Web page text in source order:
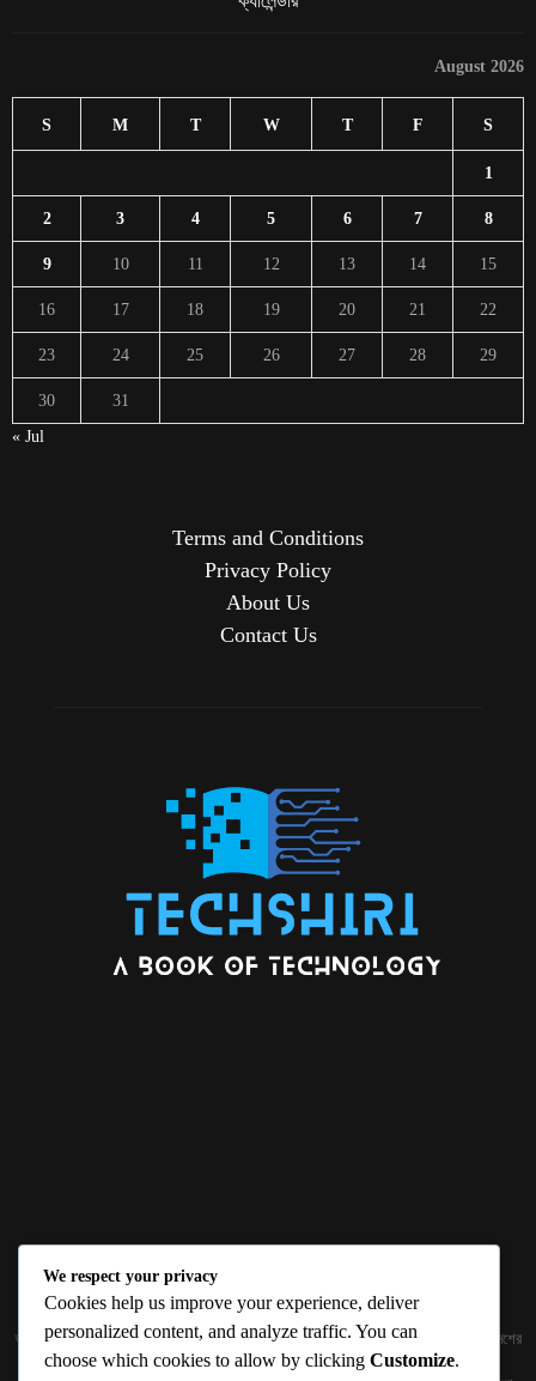
August 2026
S M T W T F S
1
2 3 4 5 6 7 8
9 10 11 12 13 14 15
16 17 18 19 20 21 22
23 24 25 26 27 28 29
30
31
« Jul
Terms and Conditions
Privacy Policy
About Us
Contact Us
ABOUT US
জ্ঞান বিজ্ঞানের উৎকর্ষ আমাদের প্রভাবিত করে। আলোকিত করে। সেই আলো কে ধারণ কর দেশ ও বিদেশের
তথ্যপ্রযুক্তির অতিসাম্প্রতিক খবরাখবর পাঠকের হাতের মুঠোয় দিতে চায় টেকসিঁড়ি ডট কম।
We respect your privacy
Cookies help us improve your experience, deliver
personalized content, and analyze traffic. You can
choose which cookies to allow by clicking Customize.